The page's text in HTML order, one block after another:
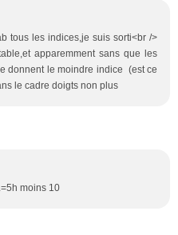
tous les indices,je suis sorti<br />
apparemment sans que les
donnent le moindre indice (est ce
le cadre doigts non plus
moins 10